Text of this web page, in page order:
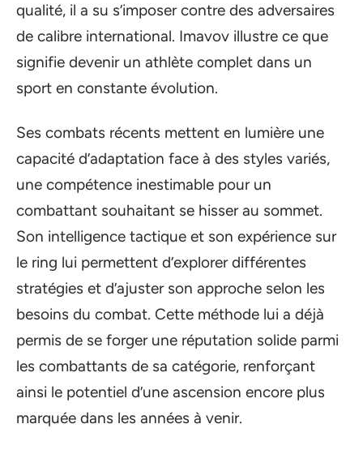
qualité, il a su s’imposer contre des adversaires
de calibre international. Imavov illustre ce que
signifie devenir un athlète complet dans un
sport en constante évolution.
Ses combats récents mettent en lumière une
capacité d’adaptation face à des styles variés,
une compétence inestimable pour un
combattant souhaitant se hisser au sommet.
Son intelligence tactique et son expérience sur
le ring lui permettent d’explorer différentes
stratégies et d’ajuster son approche selon les
besoins du combat. Cette méthode lui a déjà
permis de se forger une réputation solide parmi
les combattants de sa catégorie, renforçant
ainsi le potentiel d’une ascension encore plus
marquée dans les années à venir.